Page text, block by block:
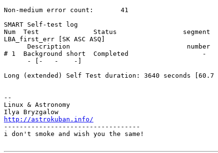
Non-medium error count:       41
SMART Self-test log
Num  Test              Status                 segment
LBA_first_err [SK ASC ASQ]
Description                              number
# 1  Background short  Completed                   -
      - [-   -    -]
Long (extended) Self Test duration: 3640 seconds [60.7
--
Linux & Astronomy
http://astrokuban.info/
-----------------------------------
i don't smoke and wish you the same!